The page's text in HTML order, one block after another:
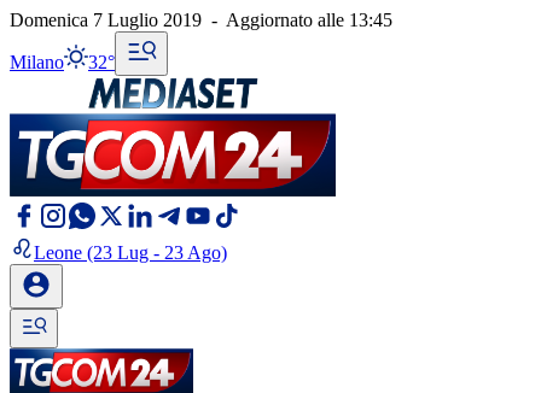
Domenica 7 Luglio 2019 - Aggiornato alle 13:45
Milano 32°
Leone (23 Lug - 23 Ago)